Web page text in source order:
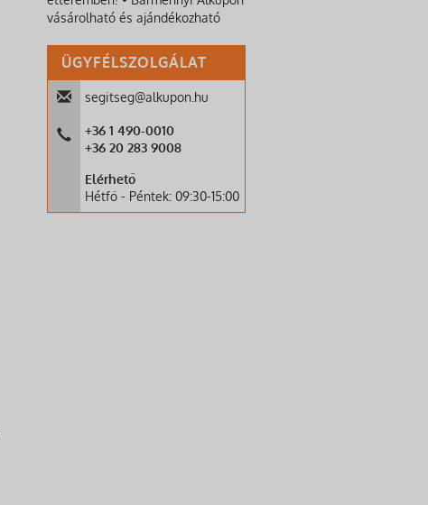
vásárolható és ajándékozható
ÜGYFÉLSZOLGÁLAT
segitseg@alkupon.hu
+36 1 490-0010
+36 20 283 9008
Elérhető
Hétfő - Péntek: 09:30-15:00